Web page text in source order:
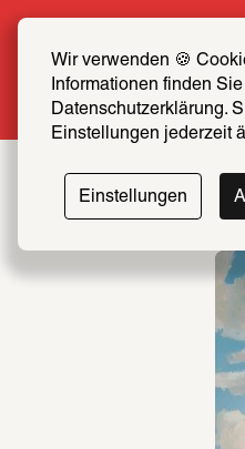
Wir verwenden 🍪
Informationen finden
Datenschutzerklärung.
Einstellungen jederzeit
Einstellungen
SCHIRN
Mehr